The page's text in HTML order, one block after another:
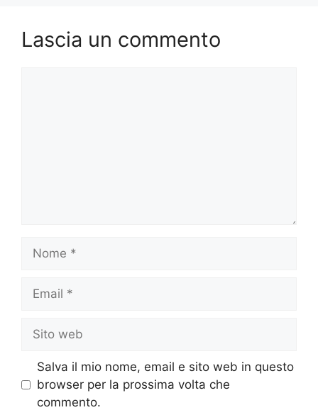
Lascia un commento
Nome
Email
Sito
web
Salva il mio nome, email e sito web in questo
browser per la prossima volta che
commento.